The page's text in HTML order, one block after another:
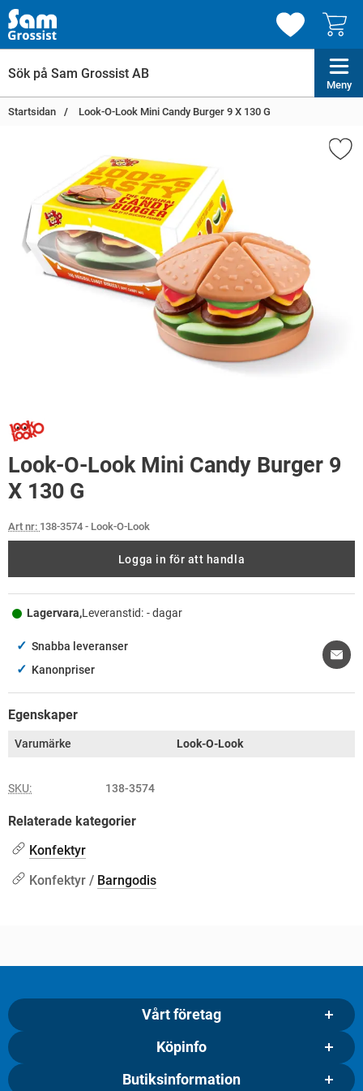
Meny
Startsidan Look-O-Look Mini Candy Burger 9 X 130 G
Look-O-Look Mini Candy Burger 9
X 130 G
Art nr: 138-3574 - Look-O-Look
Logga in för att handla
Lagervara,Leveranstid: - dagar
✓ Snabba leveranser
✓ Kanonpriser
Egenskaper
Varumärke Look-O-Look
SKU: 138-3574
Relaterade kategorier
Konfektyr
Konfektyr / Barngodis
Vårt företag
Köpinfo
Butiksinformation